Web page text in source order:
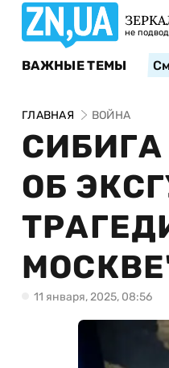
не
ВАЖНЫЕ ТЕМЫ
ГЛАВНАЯ ВОЙНА
ОБ
11 января, 2025, 08:56